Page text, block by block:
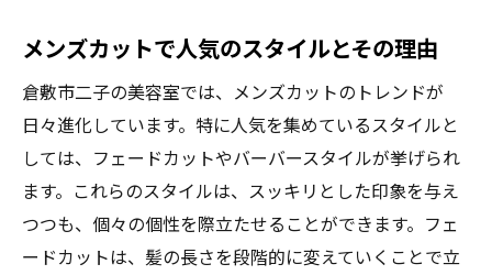
グを楽にする方法
朝のスタイリング時間を短縮するテクニッ
スタイルを長持ちさせるためのヘアケア方
法
簡単に決まるヘアセットのコツ
倉敷市の美容室で学べるスタイリング講座
メンズカットで人気のスタイルとその理由
倉敷市二子の美容室では、メンズカットのトレンドが
日々進化しています。特に人気を集めているスタイルと
しては、フェードカットやバーバースタイルが挙げられ
ます。これらのスタイルは、スッキリとした印象を与え
つつも、個々の個性を際立たせることができます。フェ
ードカットは、髪の長さを段階的に変えていくことで立